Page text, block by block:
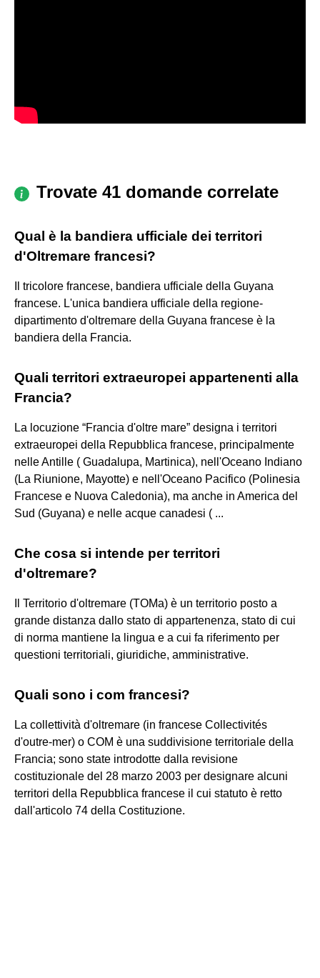
Trovate 41 domande correlate
Qual è la bandiera ufficiale dei territori
d'Oltremare francesi?
Il tricolore francese, bandiera ufficiale della Guyana
francese. L'unica bandiera ufficiale della regione-
dipartimento d'oltremare della Guyana francese è la
bandiera della Francia.
Quali territori extraeuropei appartenenti alla
Francia?
La locuzione “Francia d'oltre mare” designa i territori
extraeuropei della Repubblica francese, principalmente
nelle Antille ( Guadalupa, Martinica), nell'Oceano Indiano
(La Riunione, Mayotte) e nell'Oceano Pacifico (Polinesia
Francese e Nuova Caledonia), ma anche in America del
Sud (Guyana) e nelle acque canadesi ( ...
Che cosa si intende per territori
d'oltremare?
Il Territorio d'oltremare (TOMa) è un territorio posto a
grande distanza dallo stato di appartenenza, stato di cui
di norma mantiene la lingua e a cui fa riferimento per
questioni territoriali, giuridiche, amministrative.
Quali sono i com francesi?
La collettività d'oltremare (in francese Collectivités
d'outre-mer) o COM è una suddivisione territoriale della
Francia; sono state introdotte dalla revisione
costituzionale del 28 marzo 2003 per designare alcuni
territori della Repubblica francese il cui statuto è retto
dall'articolo 74 della Costituzione.